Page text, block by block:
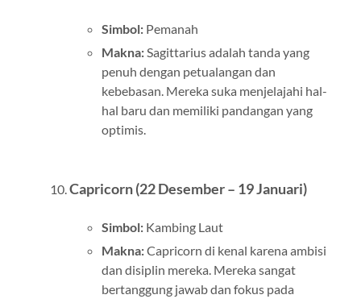
Simbol:Pemanah
Makna:Sagittarius adalah tanda yang
penuh dengan petualangan dan
kebebasan. Mereka suka menjelajahi hal-
hal baru dan memiliki pandangan yang
optimis.
Capricorn (22 Desember – 19 Januari)
Simbol:Kambing Laut
Makna:Capricorn di kenal karena ambisi
dan disiplin mereka. Mereka sangat
bertanggung jawab dan fokus pada